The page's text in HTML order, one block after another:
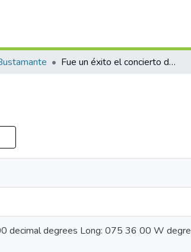
Fue un éxito el concierto de ayer
decimal degrees Long: 075 36 00 W